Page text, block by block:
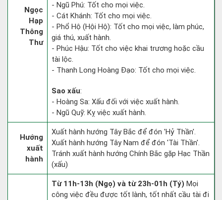
Ngọc
Hạp
Thông
Thư
- Ngũ Phú: Tốt cho mọi việc.
- Cát Khánh: Tốt cho mọi việc.
- Phổ Hộ (Hội Hộ): Tốt cho mọi việc, làm phúc,
giá thú, xuất hành.
- Phúc Hậu: Tốt cho việc khai trương hoặc cầu
tài lộc.
- Thanh Long Hoàng Đạo: Tốt cho mọi việc.
Sao xấu:
- Hoàng Sa: Xấu đối với việc xuất hành.
- Ngũ Quỹ: Kỵ việc xuất hành.
Hướng
xuất
hành
Xuất hành hướng Tây Bắc để đón 'Hỷ Thần'.
Xuất hành hướng Tây Nam để đón 'Tài Thần'.
Tránh xuất hành hướng Chính Bắc gặp Hạc Thần
(xấu)
Từ 11h-13h (Ngọ) và từ 23h-01h (Tý) Mọi
công việc đều được tốt lành, tốt nhất cầu tài đi